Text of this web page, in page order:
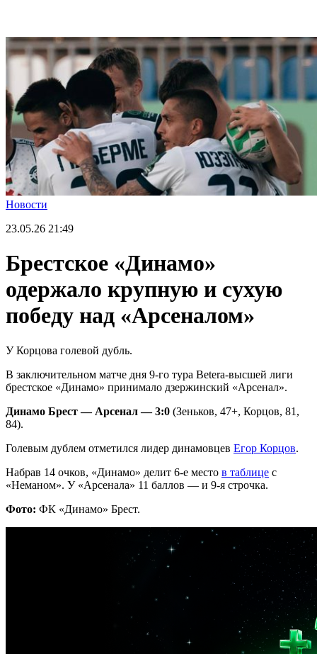
Новости
23.05.26 21:49
Брестское «Динамо»
одержало крупную и сухую
победу над «Арсеналом»
У Корцова голевой дубль.
В заключительном матче дня 9-го тура Betera-высшей лиги
брестское «Динамо» принимало дзержинский «Арсенал».
Динамо Брест — Арсенал — 3:0 (Зеньков, 47+, Корцов, 81,
84).
Голевым дублем отметился лидер динамовцев Егор Корцов.
Набрав 14 очков, «Динамо» делит 6-е место в таблице с
«Неманом». У «Арсенала» 11 баллов — и 9-я строчка.
Фото: ФК «Динамо» Брест.